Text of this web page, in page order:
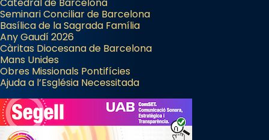
Catedral de Barcelona
Seminari Conciliar de Barcelona
Basílica de la Sagrada Família
Any Gaudí 2026
Càritas Diocesana de Barcelona
Mans Unides
Obres Missionals Pontifícies
Ajuda a l’Església Necessitada